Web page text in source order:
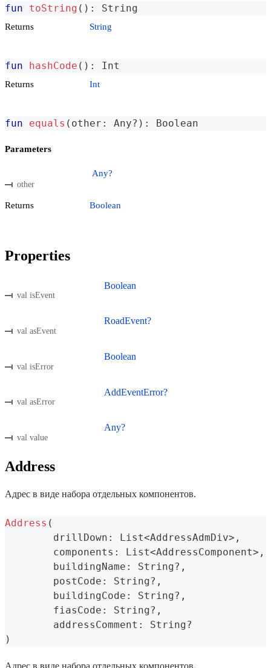
fun toString ( ) : String
Returns String
fun hashCode ( ) : Int
Returns Int
fun equals ( other : Any? ) : Boolean
Parameters
other
Any?
Returns Boolean
Properties
val isEvent
Boolean
val asEvent
RoadEvent?
val isError
Boolean
val asError
AddEventError?
val value
Any?
Address
Адрес в виде набора отдельных компонентов.
Address (
	drillDown
: List<AddressAdmDiv> ,
	components
: List<AddressComponent> ,
	buildingName
: String? ,
	postCode
: String? ,
	buildingCode
: String? ,
	fiasCode
: String? ,
	addressComment
: String?
)
Адрес в виде набора отдельных компонентов.